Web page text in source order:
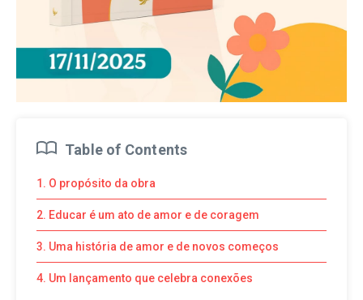
Table of Contents
1. O propósito da obra
2. Educar é um ato de amor e de coragem
3. Uma história de amor e de novos começos
4. Um lançamento que celebra conexões